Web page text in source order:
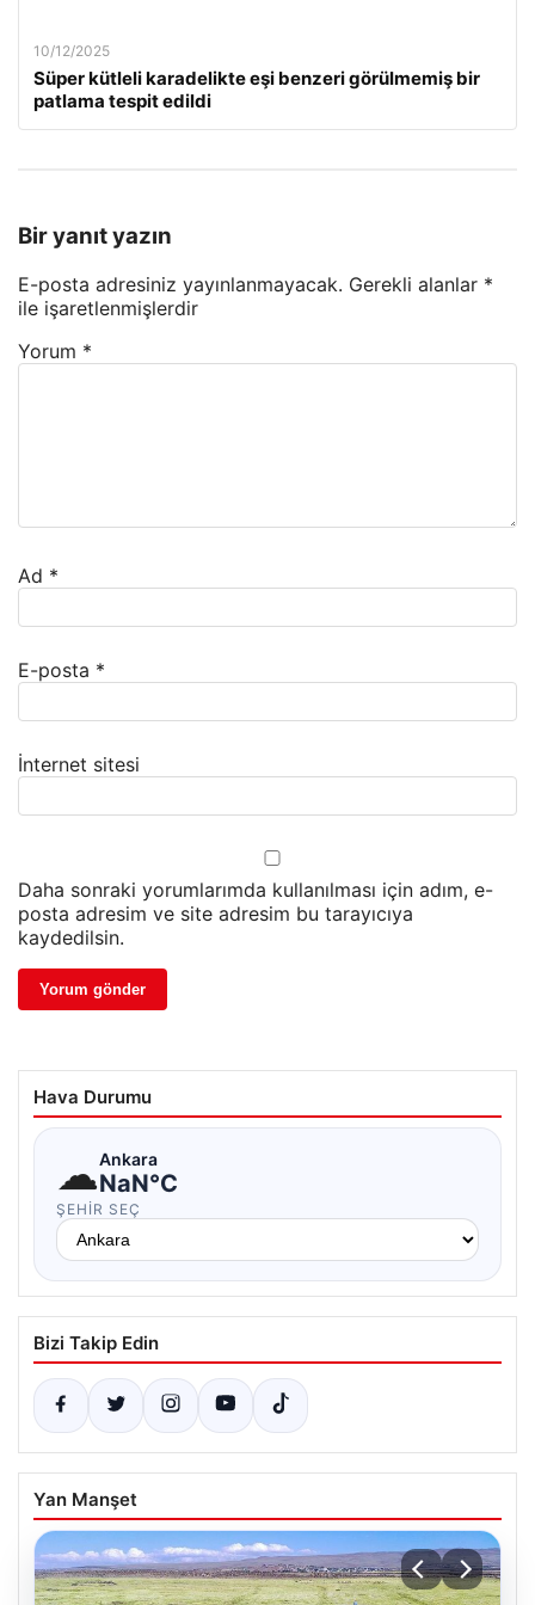
10/12/2025
Süper kütleli karadelikte eşi benzeri görülmemiş bir
patlama tespit edildi
Bir yanıt yazın
E-posta adresiniz yayınlanmayacak. Gerekli alanlar *
ile işaretlenmişlerdir
Yorum *
Ad *
E-posta *
İnternet sitesi
Daha sonraki yorumlarımda kullanılması için adım, e-
posta adresim ve site adresim bu tarayıcıya
kaydedilsin.
Hava Durumu
☁Ankara
NaN°C
ŞEHIR SEÇ
Bizi Takip Edin
Yan Manşet